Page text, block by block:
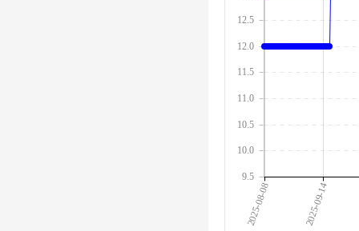
2025-08-08 2025-09-14
9.5
10.0
10.5
11.0
11.5
12.0
12.5